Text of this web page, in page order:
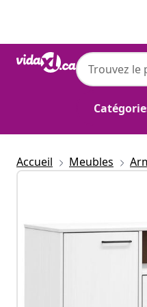
vidaXL
vidaXL
OSLO
Accueil Meubles